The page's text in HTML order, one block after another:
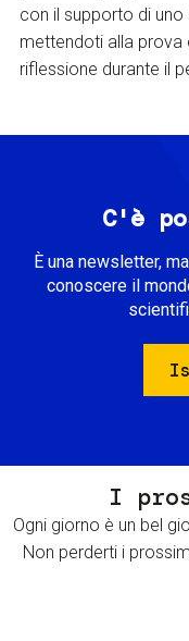
con il supporto di
mettendoti alla prova
riflessione durante il
C'è
È una newsletter,
conoscere il
I
Ogni giorno è un bel
Non perderti i